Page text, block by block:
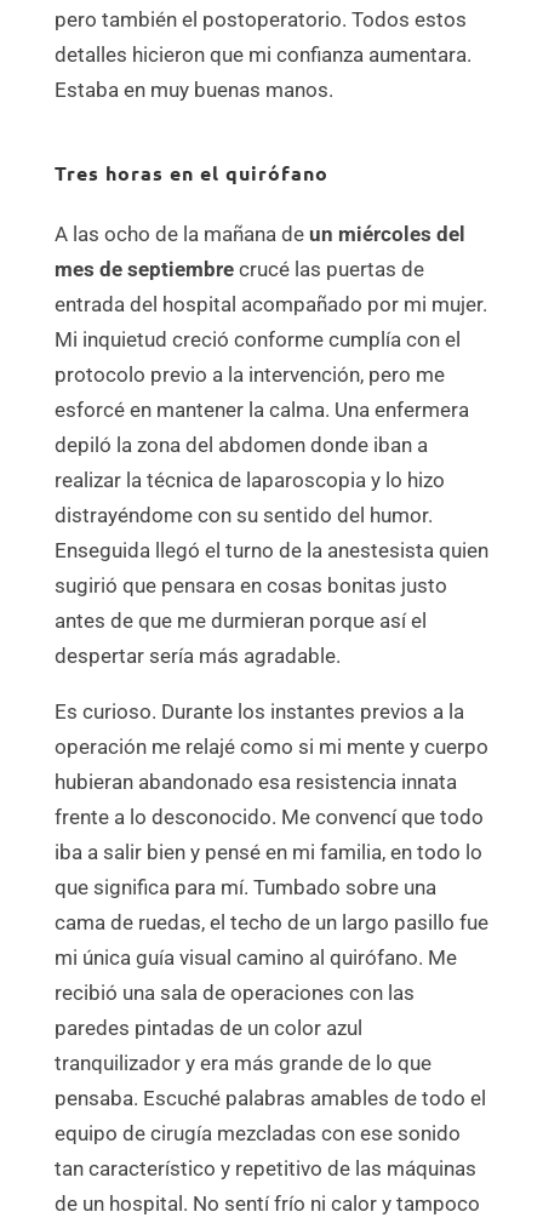
pero también el postoperatorio. Todos estos
detalles hicieron que mi confianza aumentara.
Estaba en muy buenas manos.
Tres horas en el quirófano
A las ocho de la mañana de un miércoles del
mes de septiembrecrucé las puertas de
entrada del hospital acompañado por mi mujer.
Mi inquietud creció conforme cumplía con el
protocolo previo a la intervención, pero me
esforcé en mantener la calma. Una enfermera
depiló la zona del abdomen donde iban a
realizar la técnica de laparoscopia y lo hizo
distrayéndome con su sentido del humor.
Enseguida llegó el turno de la anestesista quien
sugirió que pensara en cosas bonitas justo
antes de que me durmieran porque así el
despertar sería más agradable.
Es curioso. Durante los instantes previos a la
operación me relajé como si mi mente y cuerpo
hubieran abandonado esa resistencia innata
frente a lo desconocido. Me convencí que todo
iba a salir bien y pensé en mi familia, en todo lo
que significa para mí. Tumbado sobre una
cama de ruedas, el techo de un largo pasillo fue
mi única guía visual camino al quirófano. Me
recibió una sala de operaciones con las
paredes pintadas de un color azul
tranquilizador y era más grande de lo que
pensaba. Escuché palabras amables de todo el
equipo de cirugía mezcladas con ese sonido
tan característico y repetitivo de las máquinas
de un hospital. No sentí frío ni calor y tampoco